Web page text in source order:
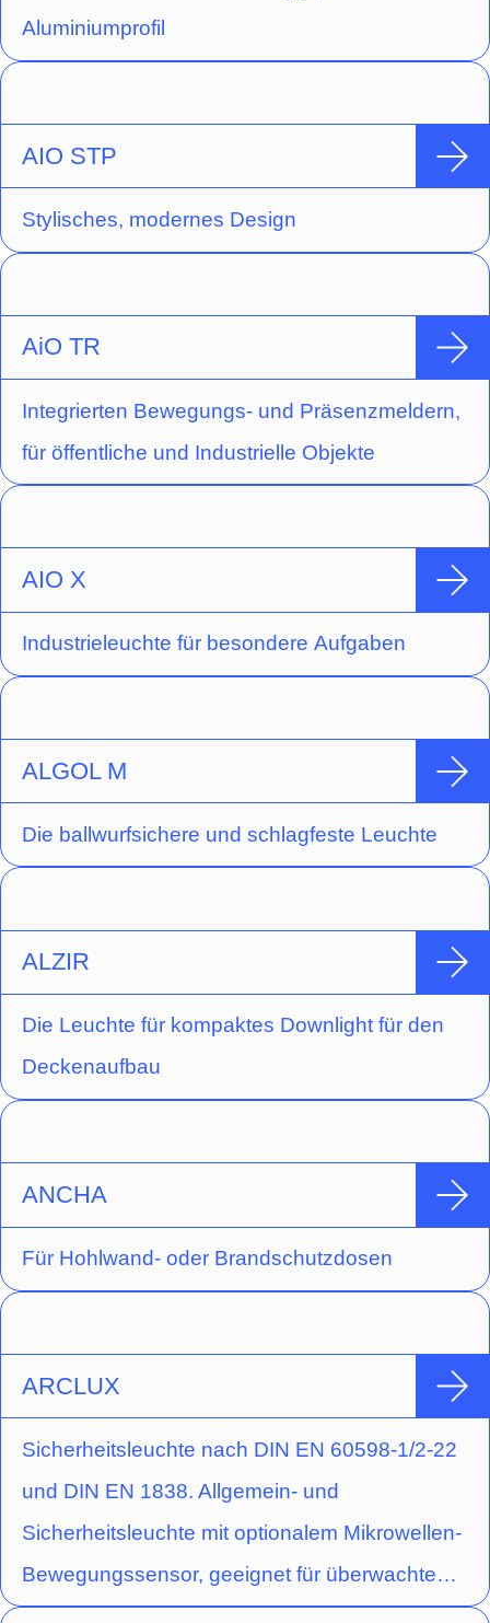
Aluminiumprofil
AIO STP
Stylisches, modernes Design
AiO TR
Integrierten Bewegungs- und Präsenzmeldern,
für öffentliche und Industrielle Objekte
AIO X
Industrieleuchte für besondere Aufgaben
ALGOL M
Die ballwurfsichere und schlagfeste Leuchte
ALZIR
Die Leuchte für kompaktes Downlight für den
Deckenaufbau
ANCHA
Für Hohlwand- oder Brandschutzdosen
ARCLUX
Sicherheitsleuchte nach DIN EN 60598-1/2-22
und DIN EN 1838. Allgemein- und
Sicherheitsleuchte mit optionalem Mikrowellen-
Bewegungssensor, geeignet für überwachte
Betriebsgeräte mit Schalteingang. Die Haube